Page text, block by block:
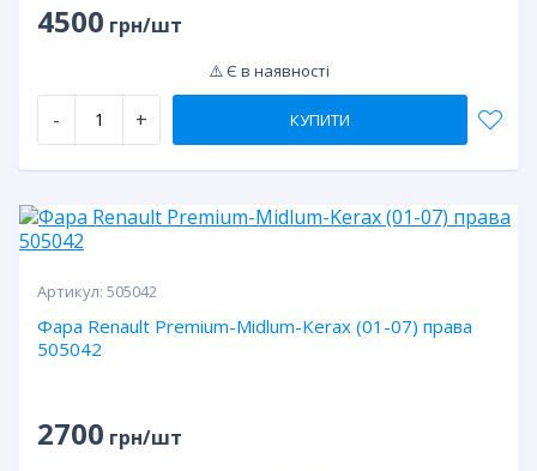
4500 грн/шт
⚠️ Є в наявності
- + КУПИТИ
Артикул: 505042
Фара Renault Premium-Midlum-Kerax (01-07) права
505042
2700 грн/шт